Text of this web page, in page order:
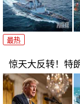
最热
惊天大反转！特